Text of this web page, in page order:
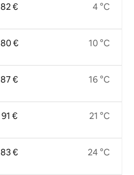
82 €
80 €
87 €
91 €
83 €
4 °C
10 °C
16 °C
21 °C
24 °C